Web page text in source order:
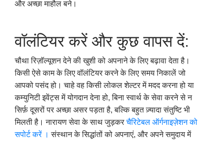
और अच्छा माहौल बने।
वॉलंटियर करें और कुछ वापस दें:
चौथा रिज़ॉल्यूशन देने की खुशी को अपनाने के लिए बढ़ावा देता है।
किसी ऐसे काम के लिए वॉलंटियर करने के लिए समय निकालें जो
आपको पसंद हो। चाहे वह किसी लोकल शेल्टर में मदद करना हो या
कम्युनिटी इवेंट्स में योगदान देना हो, बिना स्वार्थ के सेवा करने से न
सिर्फ़ दूसरों पर अच्छा असर पड़ता है, बल्कि बहुत ज़्यादा संतुष्टि भी
मिलती है। नारायण सेवा के साथ जुड़करचैरिटेबल ऑर्गनाइज़ेशन को
सपोर्ट करें । संस्थान के सिद्धांतों को अपनाएं, और अपने समुदाय में